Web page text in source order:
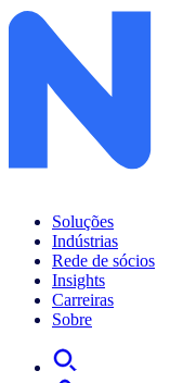
Soluções
Indústrias
Rede de sócios
Insights
Carreiras
Sobre